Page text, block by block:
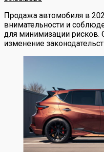
Продажа автомобиля в
внимательности и
для минимизации рисков.
изменение